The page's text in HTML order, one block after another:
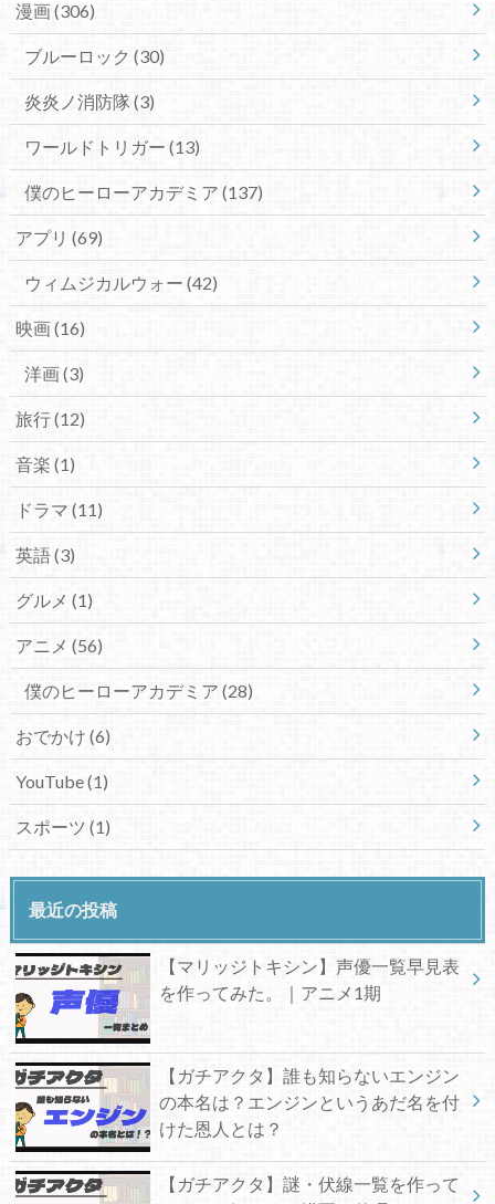
漫画(306)
ブルーロック (30)
炎炎ノ消防隊 (3)
ワールドトリガー (13)
僕のヒーローアカデミア (137)
アプリ (69)
ウィムジカルウォー (42)
映画(16)
洋画(3)
旅行(12)
音楽 (1)
ドラマ (11)
英語(3)
グルメ (1)
アニメ (56)
僕のヒーローアカデミア (28)
おでかけ (6)
YouTube(1)
スポーツ (1)
最近の投稿
【マリッジトキシン】声優一覧早見表
を作ってみた。｜アニメ1期
【ガチアクタ】誰も知らないエンジン
の本名は？エンジンというあだ名を付
けた恩人とは？
【ガチアクタ】謎・伏線一覧を作って